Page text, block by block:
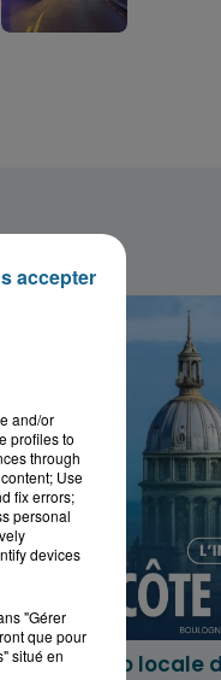
L'info locale
and/or
profiles to
through
Use
fix errors;
personal
devices
"Gérer
que pour
situé en
accepter